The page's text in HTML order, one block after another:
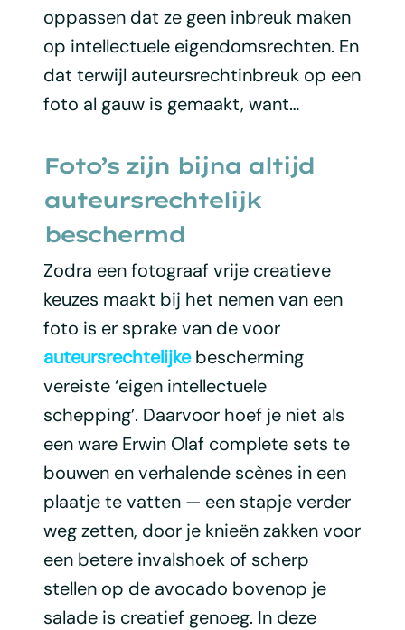
oppassen dat ze geen inbreuk maken
op intellectuele eigendomsrechten. En
dat terwijl auteursrechtinbreuk op een
foto al gauw is gemaakt, want…
Foto’s zijn bijna altijd
auteursrechtelijk
beschermd
Zodra een fotograaf vrije creatieve
keuzes maakt bij het nemen van een
foto is er sprake van de voor
auteursrechtelijkebescherming
vereiste ‘eigen intellectuele
schepping’. Daarvoor hoef je niet als
een ware Erwin Olaf complete sets te
bouwen en verhalende scènes in een
plaatje te vatten — een stapje verder
weg zetten, door je knieën zakken voor
een betere invalshoek of scherp
stellen op de avocado bovenop je
salade is creatief genoeg. In deze